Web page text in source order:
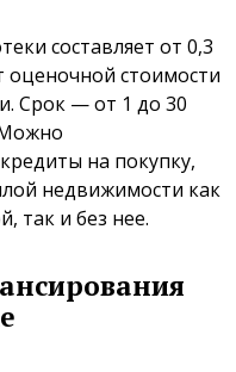
составляет от 0,3
оценочной стоимости
Срок — от 1 до 30
Можно
на покупку,
недвижимости как
так и без нее.